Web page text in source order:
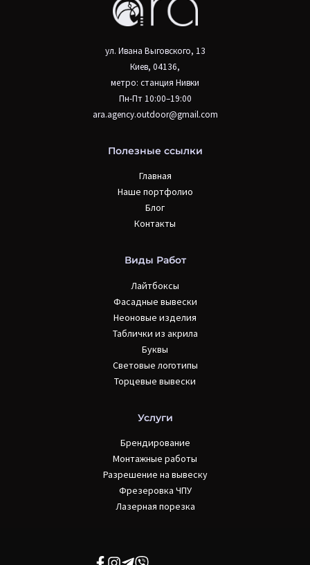
ул. Ивана Выговского, 13
Киев, 04136,
метро: станция Нивки
Пн-Пт 10:00–19:00
ara.agency.outdoor@gmail.com
Полезные ссылки
Главная
Наше портфолио
Блог
Контакты
Виды Работ
Лайтбоксы
Фасадные вывески
Неоновые изделия
Таблички из акрила
Буквы
Световые логотипы
Торцевые вывески
Услуги
Брендирование
Монтажные работы
Разрешение на вывеску
Фрезеровка ЧПУ
Лазерная порезка